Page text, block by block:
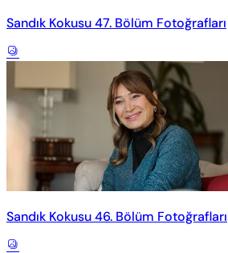
Sandık Kokusu 47. Bölüm Fotoğrafları
Sandık Kokusu 46. Bölüm Fotoğrafları